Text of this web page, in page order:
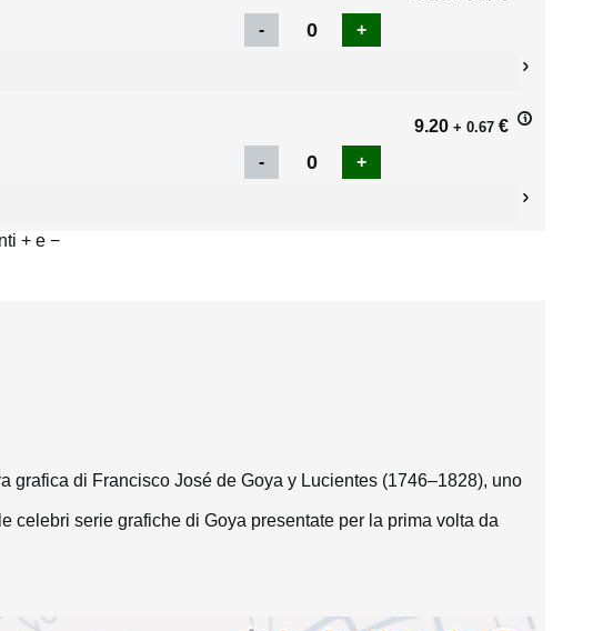
9.20 + 0.67 €
+ e −
grafica di Francisco José de Goya y Lucientes (1746–1828), uno
celebri serie grafiche di Goya presentate per la prima volta da